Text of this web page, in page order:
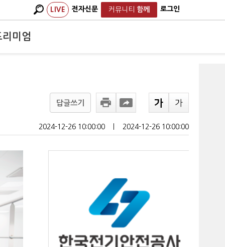
LIVE 전자신문 커뮤니티 함께 로그인
리미엄
답글쓰기
2024-12-26 10:00:00 2024-12-26 10:00:00